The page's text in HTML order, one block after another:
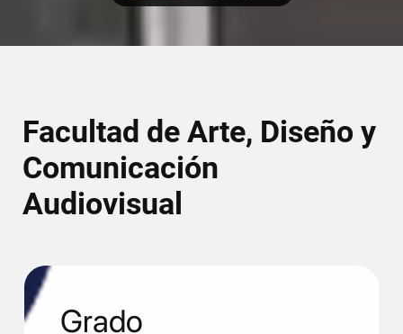
Facultad de Arte, Diseño y
Comunicación
Audiovisual
Grado